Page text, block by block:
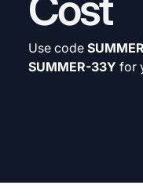
Use code
SUMMER-33Y for